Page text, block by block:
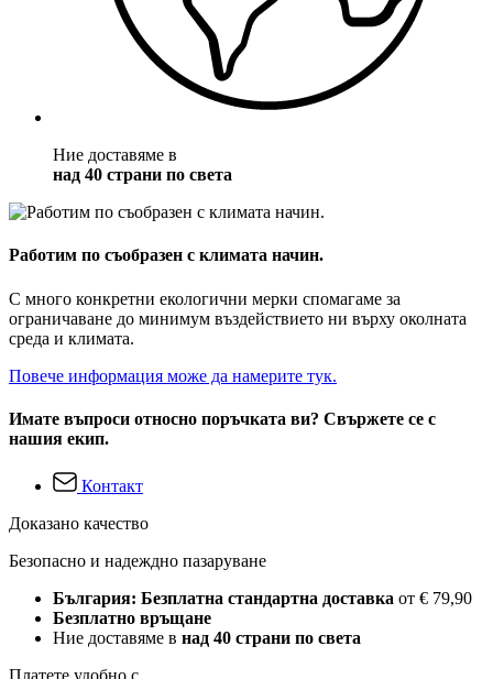
Ние доставяме в
над 40 страни по света
Работим по съобразен с климата начин.
С много конкретни екологични мерки спомагаме за
ограничаване до минимум въздействието ни върху околната
среда и климата.
Повече информация може да намерите тук.
Имате въпроси относно поръчката ви? Свържете се с
нашия екип.
Контакт
Доказано качество
Безопасно и надеждно пазаруване
България: Безплатна стандартна доставка от € 79,90
Безплатно връщане
Ние доставяме в над 40 страни по света
Платете удобно с